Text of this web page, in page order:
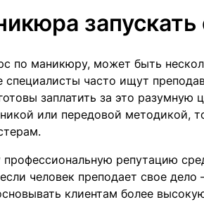
запускать
по маникюру, может быть
часто ищут
заплатить за это разумную
или передовой методикой,
репутацию
человек преподает свое
клиентам более